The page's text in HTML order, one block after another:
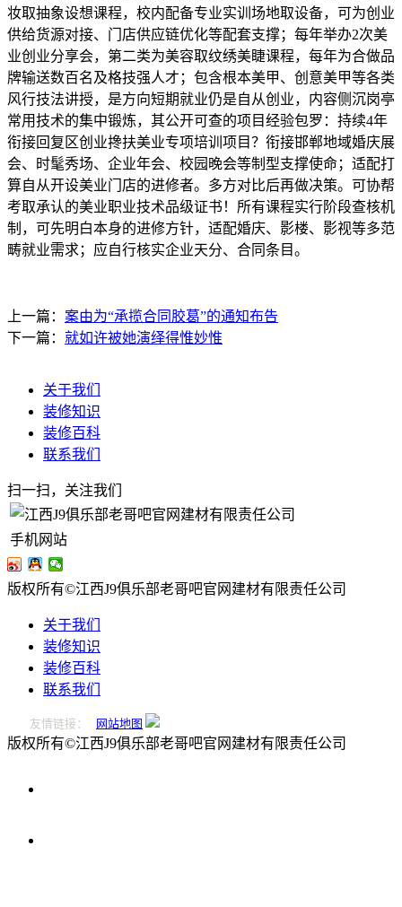
妆取抽象设想课程，校内配备专业实训场地取设备，可为创业
供给货源对接、门店供应链优化等配套支撑；每年举办2次美
业创业分享会，第二类为美容取纹绣美睫课程，每年为合做品
牌输送数百名及格技强人才；包含根本美甲、创意美甲等各类
风行技法讲授，是方向短期就业仍是自从创业，内容侧沉岗亭
常用技术的集中锻炼，其公开可查的项目经验包罗：持续4年
衔接回复区创业搀扶美业专项培训项目？衔接邯郸地域婚庆展
会、时髦秀场、企业年会、校园晚会等制型支撑使命；适配打
算自从开设美业门店的进修者。多方对比后再做决策。可协帮
考取承认的美业职业技术品级证书！所有课程实行阶段查核机
制，可先明白本身的进修方针，适配婚庆、影楼、影视等多范
畴就业需求；应自行核实企业天分、合同条目。
上一篇： 案由为“承揽合同胶葛”的通知布告
下一篇： 就如许被她演绎得惟妙惟
关于我们
装修知识
装修百科
联系我们
扫一扫，关注我们
手机网站
版权所有©江西J9俱乐部老哥吧官网建材有限责任公司
关于我们
装修知识
装修百科
联系我们
友情链接： 网站地图
版权所有©江西J9俱乐部老哥吧官网建材有限责任公司